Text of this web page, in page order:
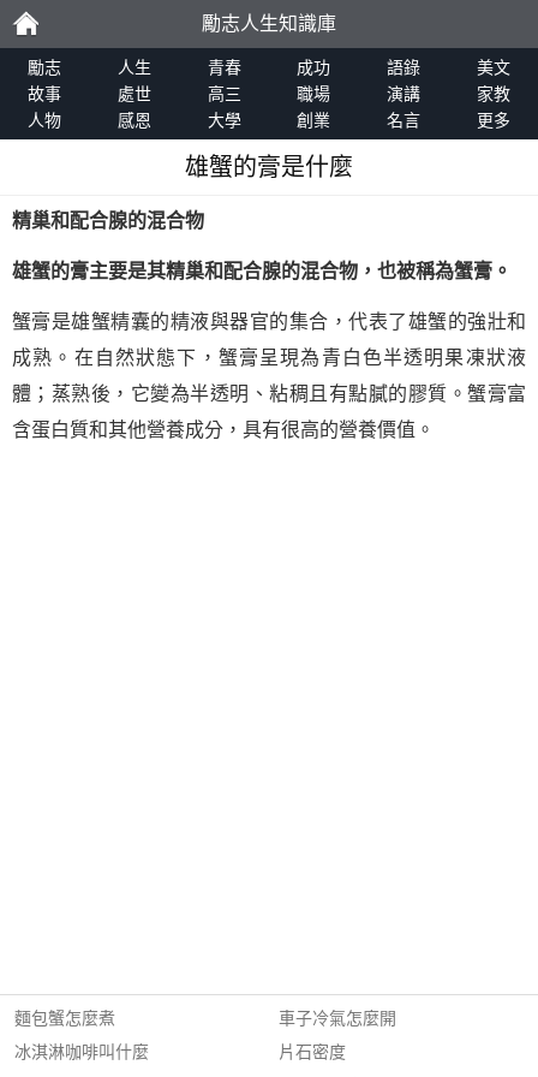
勵
志
勵志人生知識庫
勵志 人生 青春 成功 語錄
美文
故事
處世 高三 職場 演講
家教
人物
感恩 大學 創業 名言 更多
雄蟹的膏是什麼
精巢和配合腺的混合物
雄蟹的膏主要是其精巢和配合腺的混合物，也被稱為蟹膏。
蟹膏是雄蟹精囊的精液與器官的集合，代表了雄蟹的強壯和
成熟。在自然狀態下，蟹膏呈現為青白色半透明果凍狀液
體；蒸熟後，它變為半透明、粘稠且有點膩的膠質。蟹膏富
含蛋白質和其他營養成分，具有很高的營養價值。
麵包蟹怎麼煮
冰淇淋咖啡叫什麼
車子冷氣怎麼開
片石密度